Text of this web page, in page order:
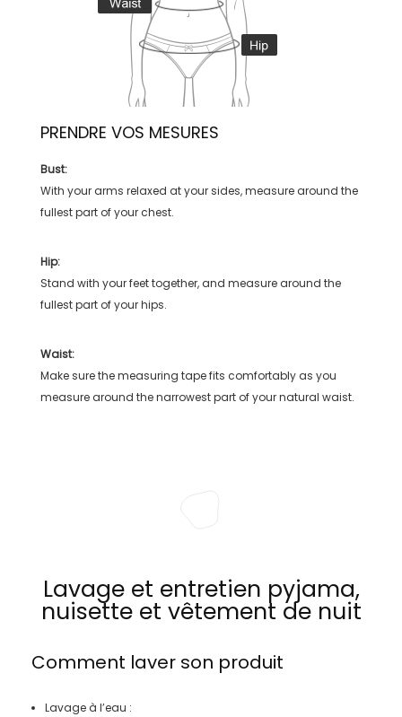
PRENDRE VOS MESURES
Bust:
With your arms relaxed at your sides, measure around the
fullest part of your chest.
Hip:
Stand with your feet together, and measure around the
fullest part of your hips.
Waist:
Make sure the measuring tape fits comfortably as you
measure around the narrowest part of your natural waist.
Lavage et entretien pyjama,
nuisette et vêtement de nuit
Comment laver son produit
Lavage à l’eau :